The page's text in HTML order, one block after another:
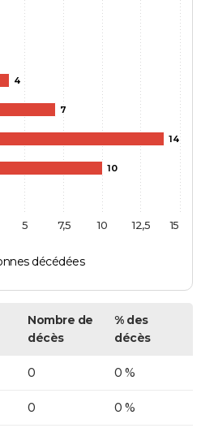
4
7
14
10
décédées
5 7,5 10 12,5 15
Nombre de
décès
% des
décès
0 0 %
0 0 %